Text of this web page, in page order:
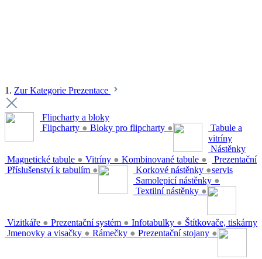
1. Zur Kategorie Prezentace
Flipcharty a bloky
Flipcharty ● Bloky pro flipcharty ●
Tabule a
vitríny
Magnetické tabule ● Vitríny ● Kombinované tabule ●
Příslušenství k tabulím ●
Nástěnky
Korkové nástěnky ●
Samolepicí nástěnky ●
Textilní nástěnky ●
Prezentační
servis
Vizitkáře ● Prezentační systém ● Infotabulky ●
Jmenovky a visačky ● Rámečky ● Prezentační stojany ●
Štítkovače, tiskárny